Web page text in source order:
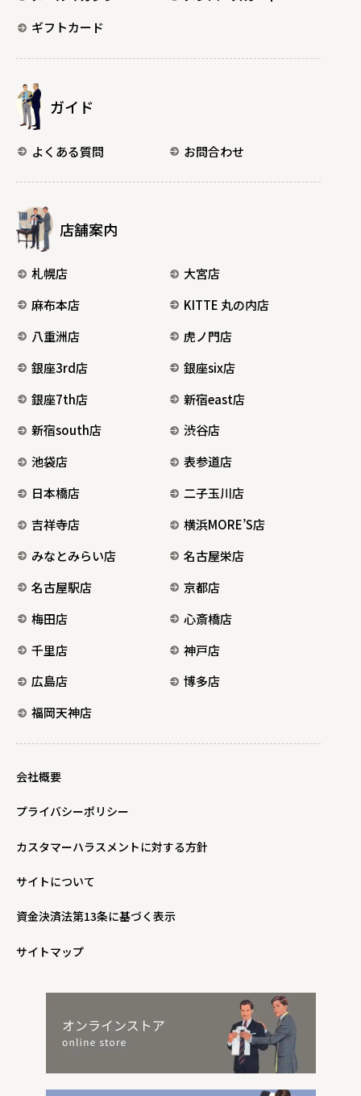
ギフトカード
ガイド
よくある質問 お問合わせ
店舗案内
札幌店
大宮店
麻布本店
KITTE 丸の内店
八重洲店
虎ノ門店
銀座3rd店
銀座six店
銀座7th店
新宿east店
新宿south店
渋谷店
池袋店
表参道店
日本橋店
二子玉川店
吉祥寺店
横浜MORE’S店
みなとみらい店
名古屋栄店
名古屋駅店
京都店
梅田店
心斎橋店
千里店
神戸店
広島店
博多店
福岡天神店
会社概要
プライバシーポリシー
カスタマーハラスメントに対する方針
サイトについて
資金決済法第13条に基づく表示
サイトマップ